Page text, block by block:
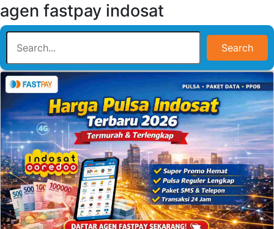
agen fastpay indosat
Search